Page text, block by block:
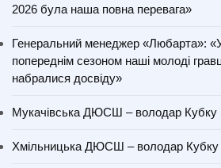
2026 була наша повна перевага»
Генеральний менеджер «Любарта»: «У
попереднім сезоном наші молоді
набралися досвіду»
Мукачівська ДЮСШ – володар Кубку
Хмільницька ДЮСШ – володар Кубку